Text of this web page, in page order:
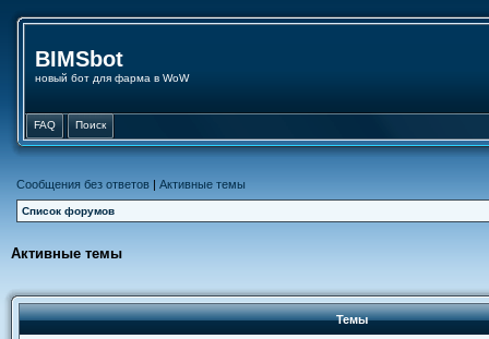
BIMSbot
новый бот для фарма в WoW
FAQ Поиск
Сообщения без ответов | Активные темы
Список форумов
Активные темы
Темы